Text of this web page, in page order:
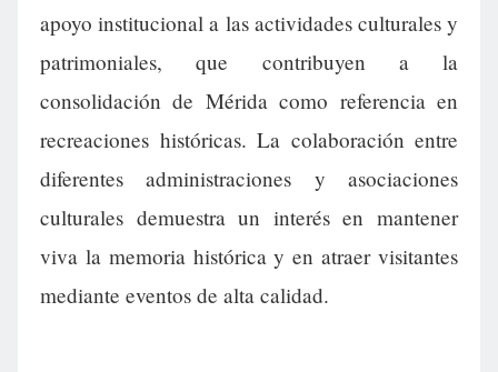
apoyo institucional a las actividades culturales y
patrimoniales, que contribuyen a la
consolidación de Mérida como referencia en
recreaciones históricas. La colaboración entre
diferentes administraciones y asociaciones
culturales demuestra un interés en mantener
viva la memoria histórica y en atraer visitantes
mediante eventos de alta calidad.